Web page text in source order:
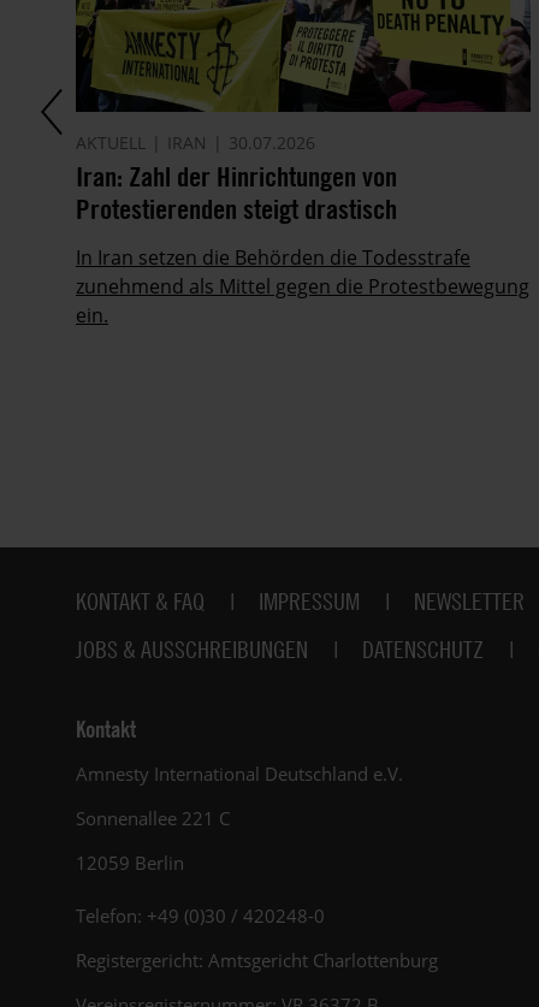
AKTUELL IRAN 30.07.2026
Iran: Zahl der Hinrichtungen von
Protestierenden steigt drastisch
In Iran setzen die Behörden die Todesstrafe
zunehmend als Mittel gegen die Protestbewegung
ein.
Fußbereich
KONTAKT & FAQ IMPRESSUM NEWSLETTER
JOBS & AUSSCHREIBUNGEN
DATENSCHUTZ
Kontakt
Amnesty International Deutschland e.V.
Sonnenallee 221 C
12059 Berlin
Telefon: +49 (0)30 / 420248-0
Registergericht: Amtsgericht Charlottenburg